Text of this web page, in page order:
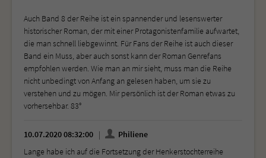
Auch Band 8 der Reihe ist ein spannender und lesenswerter
historischer Roman, der mit einer Protagonistenfamilie aufwartet,
die man schnell liebgewinnt. Für Fans der Reihe ist auch dieser
Band ein Muss, aber auch sonst kann der Roman Genrefans
empfohlen werden. Wie man an mir sieht, muss man die Reihe
nicht unbedingt von Anfang an gelesen haben, um sie zu
verstehen und zu mögen. Mir persönlich ist der Roman etwas zu
vorhersehbar. 83°
10.07.2020 08:32:00
Philiene
Lange habe ich auf die Fortsetzung der Henkerstochterreihe